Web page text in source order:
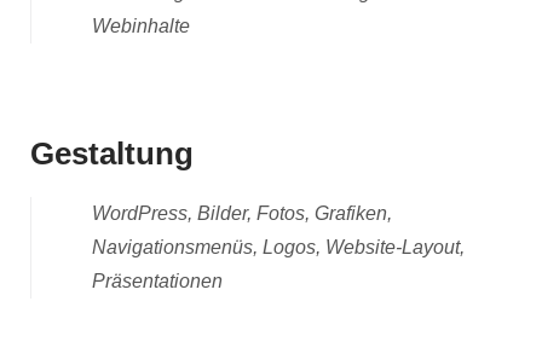
Webinhalte
Gestaltung
WordPress, Bilder, Fotos, Grafiken,
Navigationsmenüs, Logos, Website-Layout,
Präsentationen